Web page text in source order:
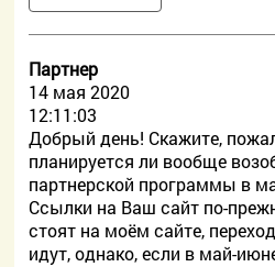
Партнер
14 мая 2020
12:11:03
Добрый день! Скажите,
планируется ли вообще
партнерской программы в
Ссылки на Ваш сайт по-
стоят на моём сайте,
идут, однако, если в май-